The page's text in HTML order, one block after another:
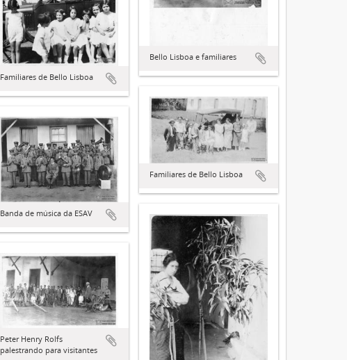
Bello Lisboa e familiares
Familiares de Bello Lisboa
Familiares de Bello Lisboa
Banda de música da ESAV
Peter Henry Rolfs
palestrando para visitantes